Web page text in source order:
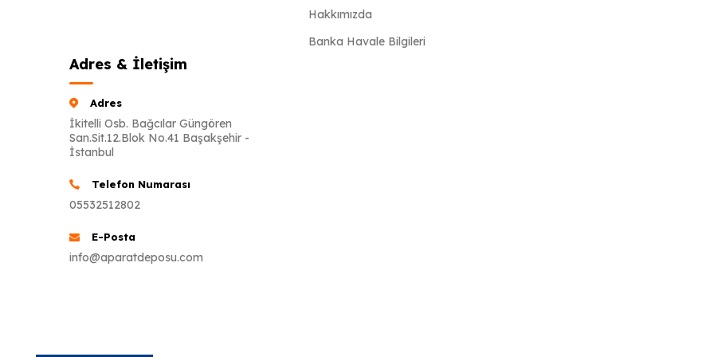
Hakkımızda
Banka Havale Bilgileri
Adres & İletişim
Adres
İkitelli Osb. Bağcılar Güngören
San.Sit.12.Blok No.41 Başakşehir -
İstanbul
Telefon Numarası
05532512802
E-Posta
info@aparatdeposu.com